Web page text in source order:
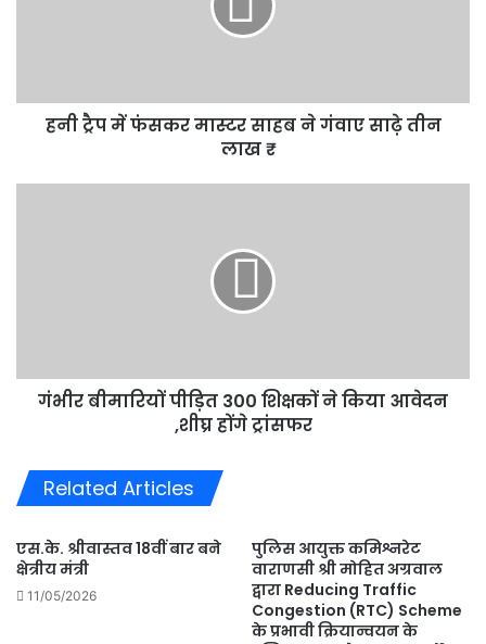
साढ़े
हनी ट्रैप में फंसकर मास्टर साहब ने गंवाए साढ़े तीन
लाख ₹
,शीघ्र
गंभीर बीमारियों पीड़ित 300 शिक्षकों ने किया आवेदन
,शीघ्र होंगे ट्रांसफर
Related Articles
एस.के. श्रीवास्तव 18वीं बार बने
क्षेत्रीय मंत्री
11/05/2026
पुलिस आयुक्त कमिश्नरेट
वाराणसी श्री मोहित अग्रवाल
द्वारा Reducing Traffic
Congestion (RTC) Scheme
के प्रभावी क्रियान्वयन के